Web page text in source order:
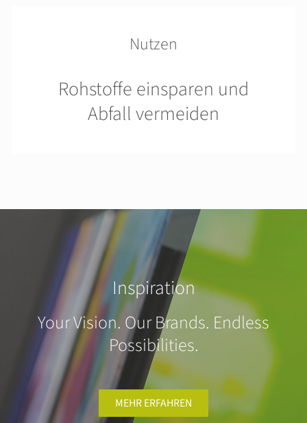
Nutzen
Rohstoffe einsparen und
Abfall vermeiden
Inspiration
Your Vision. Our Brands. Endless
Possibilities.
MEHR ERFAHREN